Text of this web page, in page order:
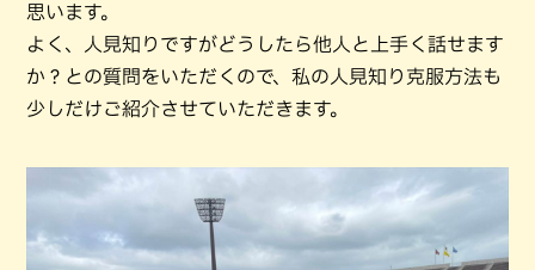
思います。
よく、人見知りですがどうしたら他人と上手く話せます
か？との質問をいただくので、私の人見知り克服方法も
少しだけご紹介させていただきます。